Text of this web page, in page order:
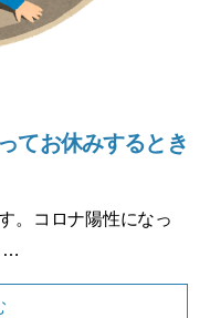
てお休みするとき
。コロナ陽性になっ
…